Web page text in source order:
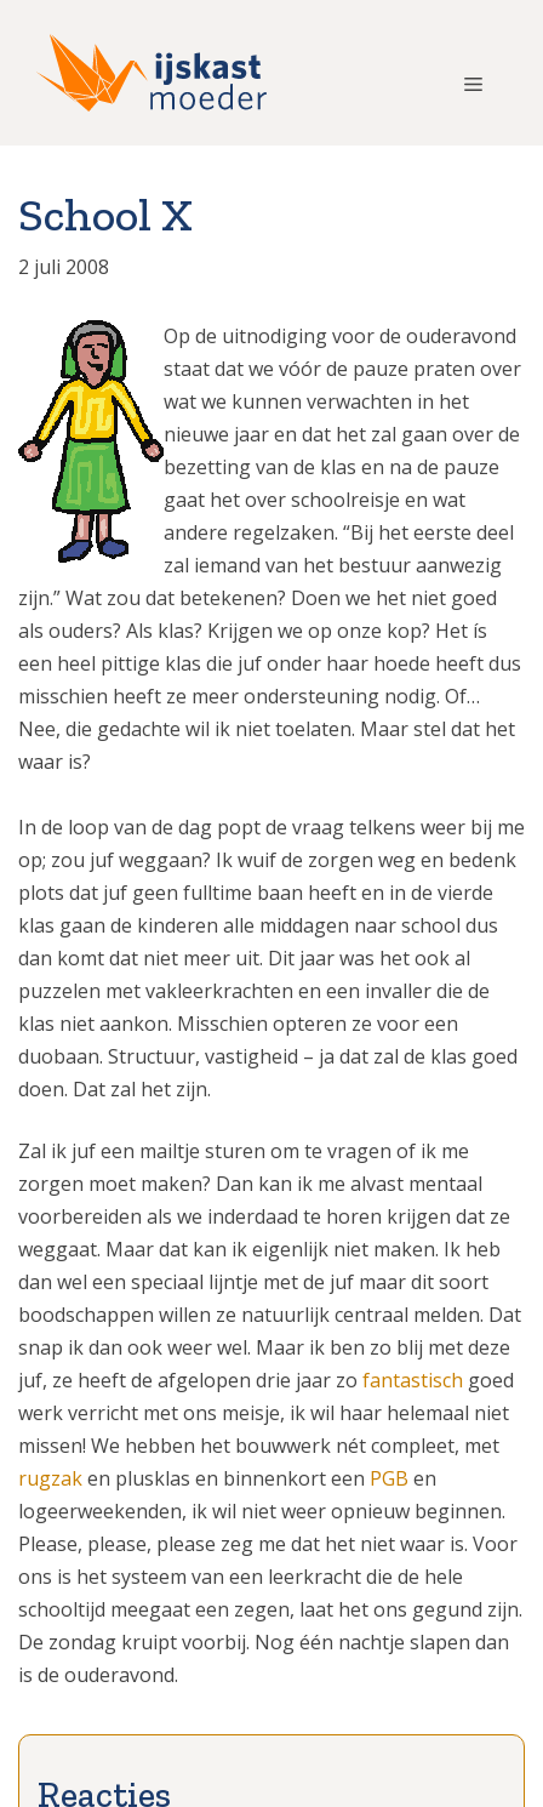
Menu
School X
2 juli 2008
Op de uitnodiging voor de ouderavond
staat dat we vóór de pauze praten over
wat we kunnen verwachten in het
nieuwe jaar en dat het zal gaan over de
bezetting van de klas en na de pauze
gaat het over schoolreisje en wat
andere regelzaken. “Bij het eerste deel
zal iemand van het bestuur aanwezig
zijn.” Wat zou dat betekenen? Doen we het niet goed
als ouders? Als klas? Krijgen we op onze kop? Het ís
een heel pittige klas die juf onder haar hoede heeft dus
misschien heeft ze meer ondersteuning nodig. Of…
Nee, die gedachte wil ik niet toelaten. Maar stel dat het
waar is?
In de loop van de dag popt de vraag telkens weer bij me
op; zou juf weggaan? Ik wuif de zorgen weg en bedenk
plots dat juf geen fulltime baan heeft en in de vierde
klas gaan de kinderen alle middagen naar school dus
dan komt dat niet meer uit. Dit jaar was het ook al
puzzelen met vakleerkrachten en een invaller die de
klas niet aankon. Misschien opteren ze voor een
duobaan. Structuur, vastigheid – ja dat zal de klas goed
doen. Dat zal het zijn.
Zal ik juf een mailtje sturen om te vragen of ik me
zorgen moet maken? Dan kan ik me alvast mentaal
voorbereiden als we inderdaad te horen krijgen dat ze
weggaat. Maar dat kan ik eigenlijk niet maken. Ik heb
dan wel een speciaal lijntje met de juf maar dit soort
boodschappen willen ze natuurlijk centraal melden. Dat
snap ik dan ook weer wel. Maar ik ben zo blij met deze
juf, ze heeft de afgelopen drie jaar zo fantastisch goed
werk verricht met ons meisje, ik wil haar helemaal niet
missen! We hebben het bouwwerk nét compleet, met
rugzaken plusklas en binnenkort een PGB en
logeerweekenden, ik wil niet weer opnieuw beginnen.
Please, please, please zeg me dat het niet waar is. Voor
ons is het systeem van een leerkracht die de hele
schooltijd meegaat een zegen, laat het ons gegund zijn.
De zondag kruipt voorbij. Nog één nachtje slapen dan
is de ouderavond.